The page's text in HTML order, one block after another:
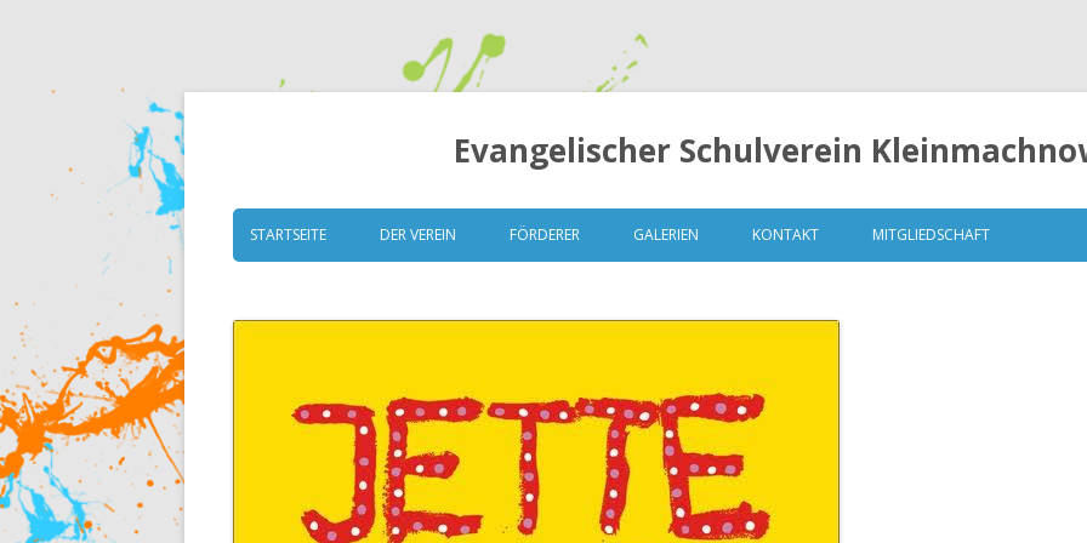
Evangelischer Schulverein
Springe
zum
STARTSEITE DER VEREIN
MITGLIEDERVERSAMMLUNGEN
MITGLIEDERVERSAMMLUNG 2014
– 13. OKTOBER 2014
MITGLIEDERVERSAMMLUNG 2015
ESK TRANSPARENT (ITZ)
FÖRDERER GALERIEN KONTAKT MITGLIEDSCHAFT